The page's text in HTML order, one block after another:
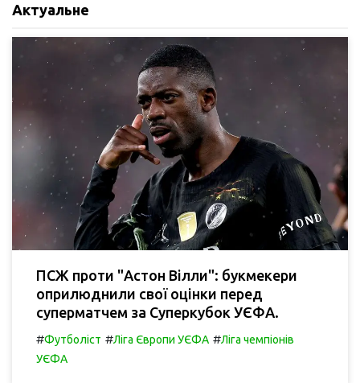
Актуальне
ПСЖ проти "Астон Вілли": букмекери
оприлюднили свої оцінки перед
суперматчем за Суперкубок УЄФА.
#Футболіст #Ліга Європи УЄФА #Ліга чемпіонів
УЄФА